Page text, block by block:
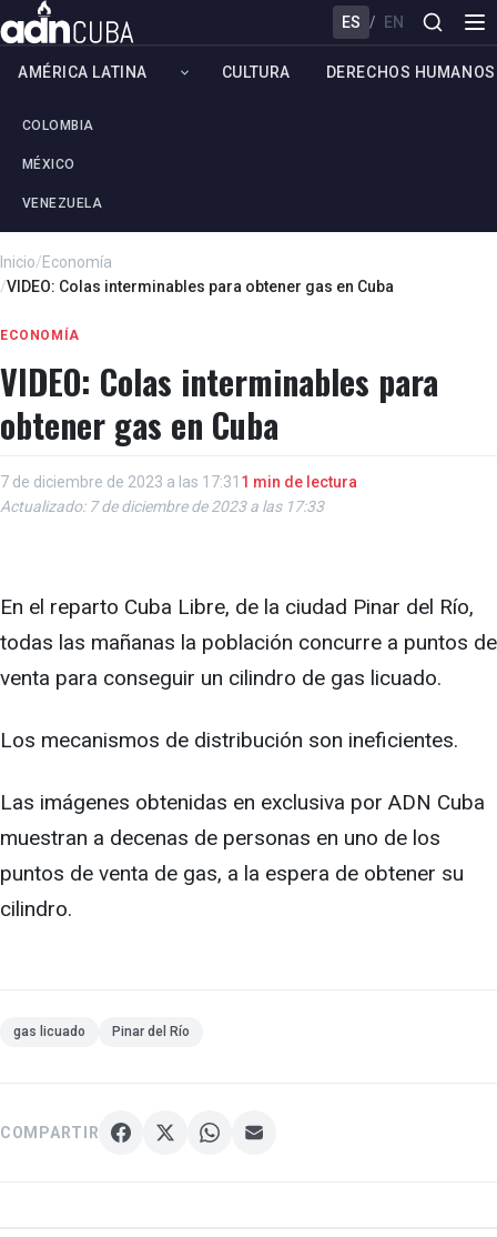
ES / EN
AMÉRICA LATINA
COLOMBIA
MÉXICO
VENEZUELA
CULTURA DERECHOS HUMANOS
Inicio/Economía
/VIDEO: Colas interminables para obtener gas en Cuba
ECONOMÍA
VIDEO: Colas interminables para
obtener gas en Cuba
7 de diciembre de 2023 a las 17:31 1 min de lectura
Actualizado: 7 de diciembre de 2023 a las 17:33
En el reparto Cuba Libre, de la ciudad Pinar del Río,
todas las mañanas la población concurre a puntos de
venta para conseguir un cilindro de gas licuado.
Los mecanismos de distribución son ineficientes.
Las imágenes obtenidas en exclusiva por ADN Cuba
muestran a decenas de personas en uno de los
puntos de venta de gas, a la espera de obtener su
cilindro.
gas licuado Pinar del Río
COMPARTIR